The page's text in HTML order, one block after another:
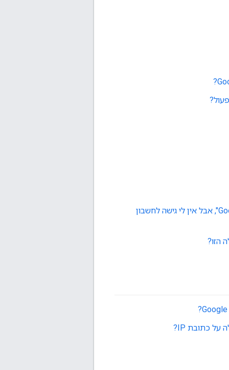
קיבלתי הודעה שהפרויקט שלי מקושר ל-"חשבון המעבר לפלטפורמה של מפות Google", אבל אין לי גישה לחשבון
הזו?